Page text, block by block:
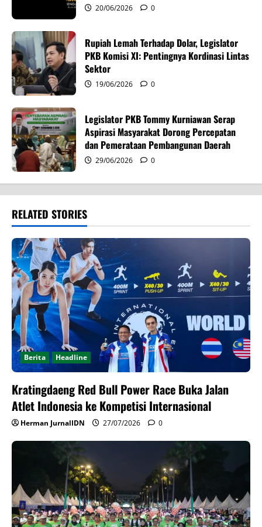
n
20/06/2026 0
Rupiah Lemah Terhadap Dolar, Legislator
PKB Komisi XI: Pentingnya Kordinasi Lintas
Sektor
19/06/2026 0
Legislator PKB Tommy Kurniawan Serap
Aspirasi Masyarakat Dorong Percepatan
dan Pemerataan Pembangunan Daerah
29/06/2026 0
RELATED STORIES
Berita Headline
Kratingdaeng Red Bull Power Race Buka Jalan
Atlet Indonesia ke Kompetisi Internasional
Herman JurnalIDN 27/07/2026 0